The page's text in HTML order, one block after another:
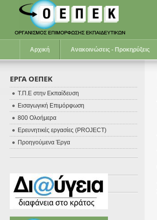
Αρχική Ανακοινώσεις - Προκηρύξεις
ΕΡΓΑ ΟΕΠΕΚ
Τ.Π.Ε στην Εκπαίδευση
Εισαγωγική Επιμόρφωση
800 Ολοήμερα
Ερευνητικές εργασίες (PROJECT)
Προηγούμενα Έργα